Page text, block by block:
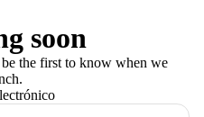
soon
the first to know when we